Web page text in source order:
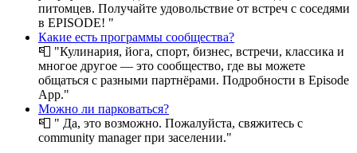
питомцев. Получайте удовольствие от встреч с соседями
в EPISODE! "
Какие есть программы сообщества?
📮 "Кулинария, йога, спорт, бизнес, встречи, классика и
многое другое — это сообщество, где вы можете
общаться с разными партнёрами. Подробности в Episode
App."
Можно ли парковаться?
📮 " Да, это возможно. Пожалуйста, свяжитесь с
community manager при заселении."